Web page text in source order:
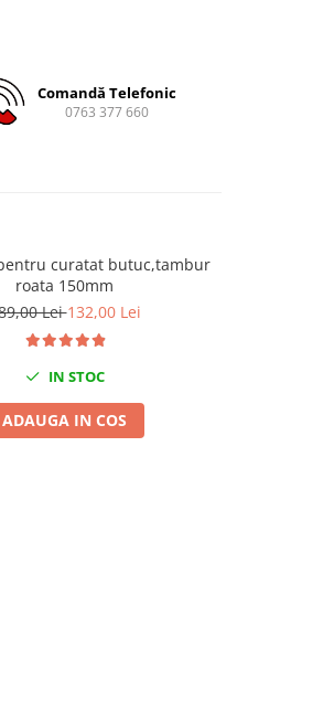
Comandă Telefonic
0763 377 660
curatat butuc,tambur
roata 150mm
Lei132,00 Lei
IN STOC
ADAUGA IN COS